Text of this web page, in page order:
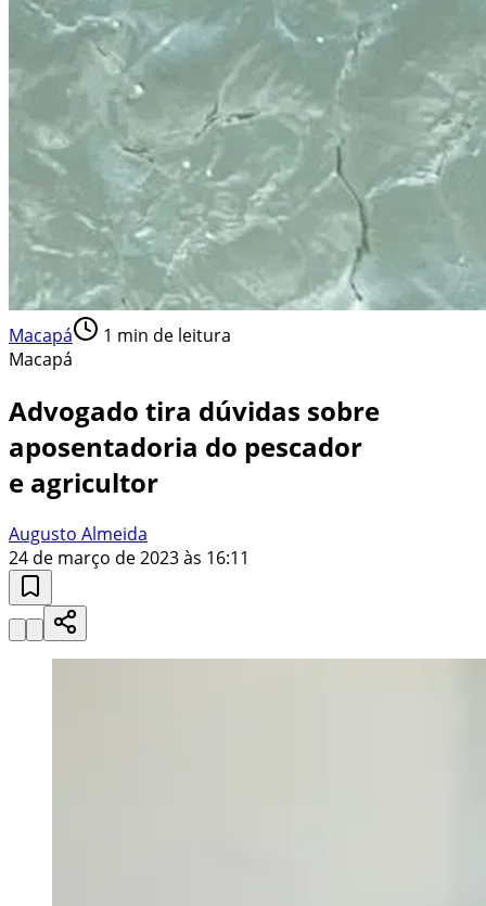
Macapá 1 min de leitura
Macapá
Advogado tira dúvidas sobre
aposentadoria do pescador
e agricultor
Augusto Almeida
24 de março de 2023 às 16:11